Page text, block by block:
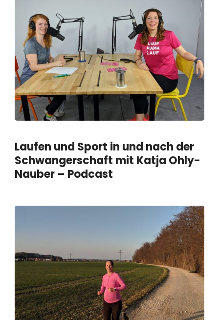
Laufen und Sport in und nach der
Schwangerschaft mit Katja Ohly-
Nauber – Podcast